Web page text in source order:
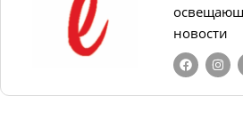
новости